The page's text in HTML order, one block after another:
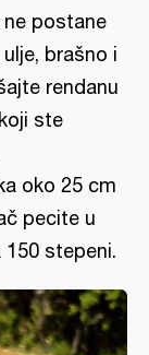
postane
brašno i
rendanu
ste
oko 25 cm
pecite u
stepeni.